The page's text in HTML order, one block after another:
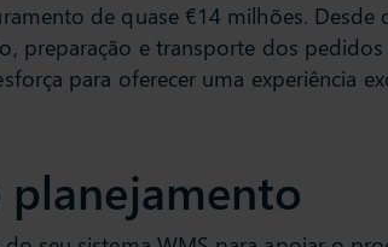
de quase €14 milhões.
preparação e transporte dos
para oferecer uma experiência